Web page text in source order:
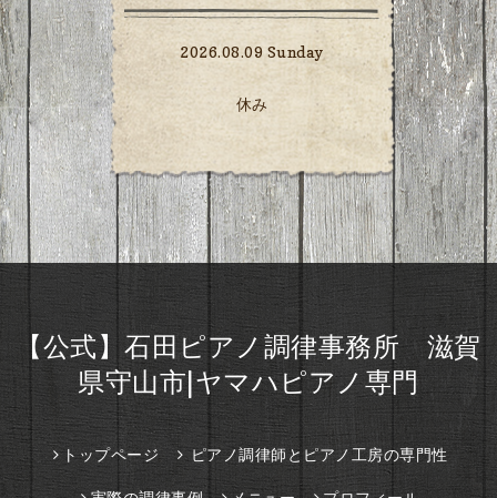
2026.08.09 Sunday
休み
【公式】石田ピアノ調律事務所 滋賀
県守山市|ヤマハピアノ専門
トップページ ピアノ調律師とピアノ工房の専門性